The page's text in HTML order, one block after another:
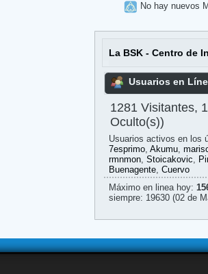
No hay nuevos
La BSK - Centro de
Usuarios en
1281 Visitantes,
Oculto(s))
Usuarios activos en los
7esprimo, Akumu,
rmnmon, Stoicakovic,
Buenagente, Cuervo
Máximo en linea hoy:
siempre: 19630 (02 de